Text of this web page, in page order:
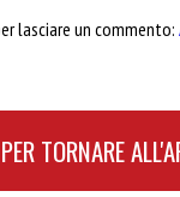
lasciare un commento:
TORNARE